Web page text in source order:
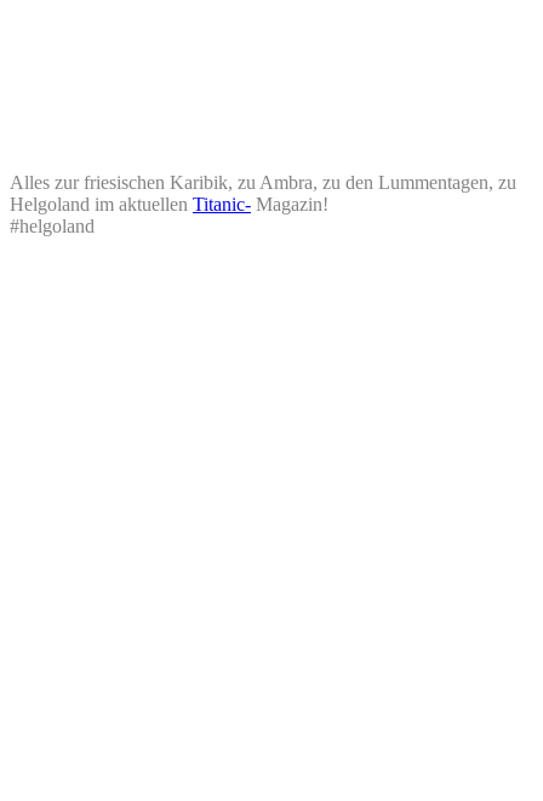
Alles zur friesischen Karibik, zu Ambra, zu den Lummentagen, zu
Helgoland im aktuellen Titanic- Magazin!
#helgoland